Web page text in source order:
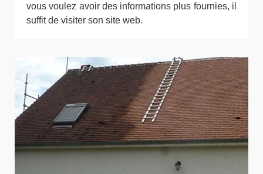
vous voulez avoir des informations plus fournies, il
suffit de visiter son site web.